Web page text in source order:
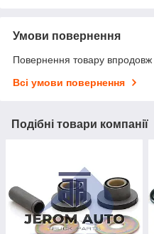
Умови повернення
Повернення товару впродовж
Всі умови повернення
Подібні товари компанії